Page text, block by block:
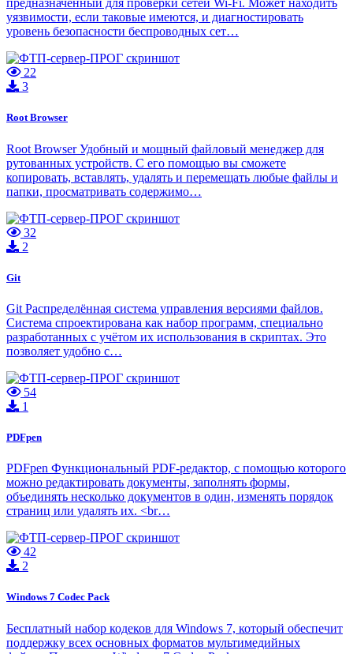
предназначенный для проверки сетей Wi-Fi. Может находить
уязвимости, если таковые имеются, и диагностировать
уровень безопасности беспроводных сет…
22
3
Root Browser
Root Browser Удобный и мощный файловый менеджер для
рутованных устройств. С его помощью вы сможете
копировать, вставлять, удалять и перемещать любые файлы и
папки, просматривать содержимо…
32
2
Git
Git Распределённая система управления версиями файлов.
Система спроектирована как набор программ, специально
разработанных с учётом их использования в скриптах. Это
позволяет удобно с…
54
1
PDFpen
PDFpen Функциональный PDF-редактор, с помощью которого
можно редактировать документы, заполнять формы,
объединять несколько документов в один, изменять порядок
страниц или удалять их. <br…
42
2
Windows 7 Codec Pack
Бесплатный набор кодеков для Windows 7, который обеспечит
поддержку всех основных форматов мультимедийных